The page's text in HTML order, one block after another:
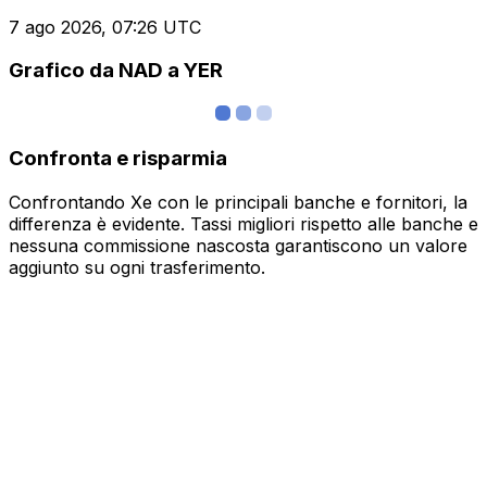
7 ago 2026, 07:26 UTC
Grafico da NAD a YER
Confronta e risparmia
Confrontando Xe con le principali banche e fornitori, la
differenza è evidente. Tassi migliori rispetto alle banche e
nessuna commissione nascosta garantiscono un valore
aggiunto su ogni trasferimento.